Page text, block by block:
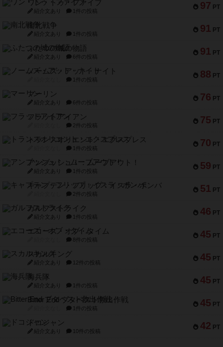
97 PT
ワン・トゥ・ファイブ
紹介文あり 1件の投稿
91 PT
南北戦争
紹介文あり 1件の投稿
91 PT
ふたつの城の物語
紹介文あり 6件の投稿
88 PT
ノームズ・アット・ナイト
1件の投稿
76 PT
マーリン
紹介文あり 6件の投稿
75 PT
フラットアイアン
2件の投稿
70 PT
トランスオリエント・エクスプレス
1件の投稿
59 PT
アンブッシュ！：ムーブアウト！
紹介文あり 1件の投稿
51 PT
キャプテン・フリップ：イスラ・ボンバ
2件の投稿
46 PT
ガルフストライク
紹介文あり 1件の投稿
45 PT
エコーズ・オブ・タイム
8件の投稿
45 PT
スカルキング
紹介文あり 12件の投稿
45 PT
海兵隊
紹介文あり 1件の投稿
45 PT
Bitter End ブタペスト救出作戦
1件の投稿
42 PT
ドコジャン
紹介文あり 10件の投稿